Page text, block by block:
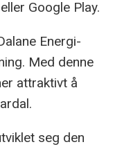
Google Play.
Energi-
Med denne
attraktivt å
seg den